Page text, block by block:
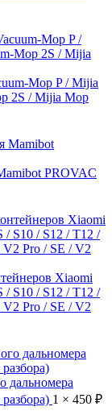
Mop P / Mijia
2S / Mijia Mop
PROVAC
Xiaomi
S10 / S12 / T12 /
Рro / SE / V2
дальномера
1 × 450 ₽